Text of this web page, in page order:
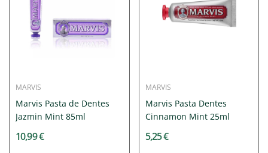
MARVIS
Marvis Pasta de Dentes
Jazmin Mint 85ml
10,99 €
MARVIS
Marvis Pasta Dentes
Cinnamon Mint 25ml
5,25 €